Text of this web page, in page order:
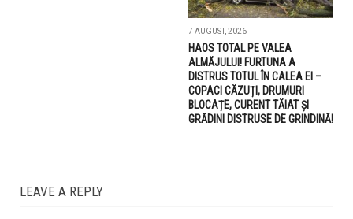
7 AUGUST, 2026
HAOS TOTAL PE VALEA
ALMĂJULUI! FURTUNA A
DISTRUS TOTUL ÎN CALEA EI –
COPACI CĂZUȚI, DRUMURI
BLOCAȚE, CURENT TĂIAT ȘI
GRĂDINI DISTRUSE DE GRINDINĂ!
LEAVE A REPLY